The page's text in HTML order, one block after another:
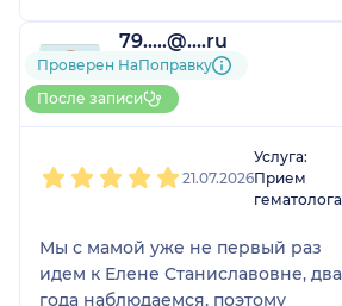
79.....@....ru
1 отзыв
До 5 записей через
НаПоправку
Проверен НаПоправку
После записи
21.07.2026
Услуга:
Прием
гематолога
Мы с мамой уже не первый раз
идем к Елене Станиславовне, два
года наблюдаемся, поэтому